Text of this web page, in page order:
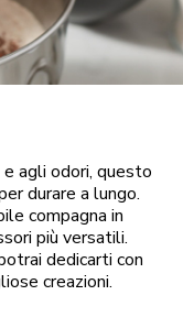
agli odori, questo
durare a lungo.
compagna in
più versatili.
dedicarti con
creazioni.